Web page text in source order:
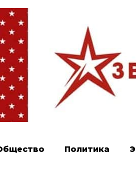
Политика